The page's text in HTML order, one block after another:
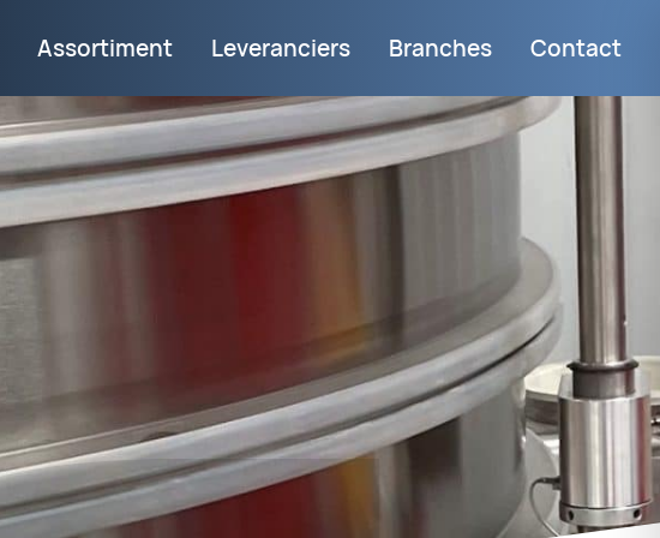
Assortiment Leveranciers Branches Contact